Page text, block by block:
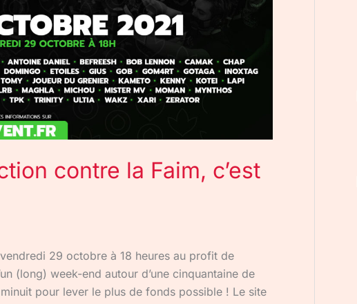
contre la Faim, c’est
29 octobre à 18 heures au profit de
(long) week-end autour d’une cinquantaine de
pour lever le plus de fonds possible ! Le site